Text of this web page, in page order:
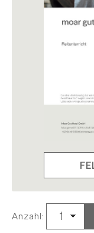
Anzahl: